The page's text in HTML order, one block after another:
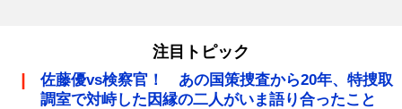
注目トピック
佐藤優vs検察官！ あの国策捜査から20年、特捜取
調室で対峙した因縁の二人がいま語り合ったこと